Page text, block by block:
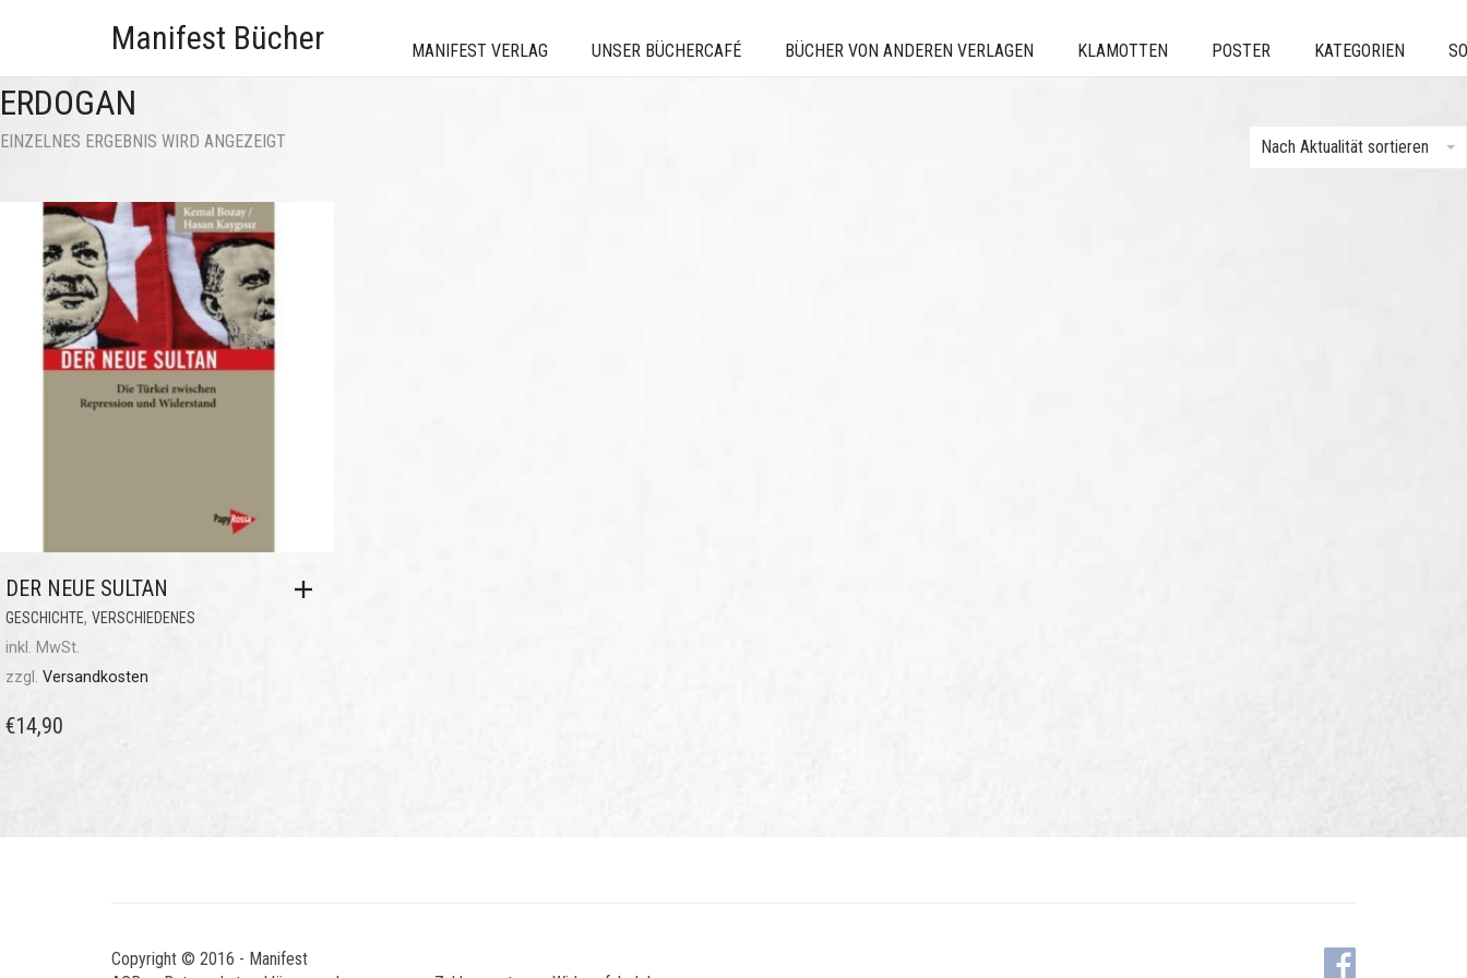
Manifest Bücher MANIFEST VERLAG UNSER BÜCHERCAFÉ BÜCHER VON ANDEREN VERLAGEN KLAMOTTEN POSTER KATEGORIEN
ERDOGAN
EINZELNES ERGEBNIS WIRD ANGEZEIGT Nach Aktualität sortieren
DER NEUE SULTAN
GESCHICHTE, VERSCHIEDENES
inkl. MwSt.
zzgl. Versandkosten
€14,90
Copyright © 2016 - Manifest